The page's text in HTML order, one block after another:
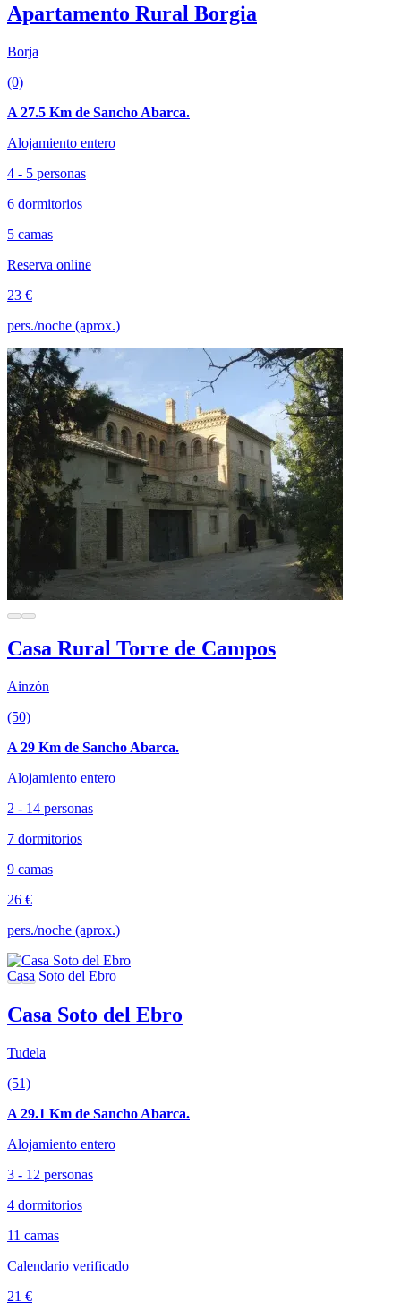
Apartamento Rural Borgia
Borja
(0)
A 27.5 Km de Sancho Abarca.
Alojamiento entero
4 - 5 personas
6 dormitorios
5 camas
Reserva online
23 €
pers./noche (aprox.)
Casa Rural Torre de Campos
Ainzón
(50)
A 29 Km de Sancho Abarca.
Alojamiento entero
2 - 14 personas
7 dormitorios
9 camas
26 €
pers./noche (aprox.)
Casa Soto del Ebro
Tudela
(51)
A 29.1 Km de Sancho Abarca.
Alojamiento entero
3 - 12 personas
4 dormitorios
11 camas
Calendario verificado
21 €